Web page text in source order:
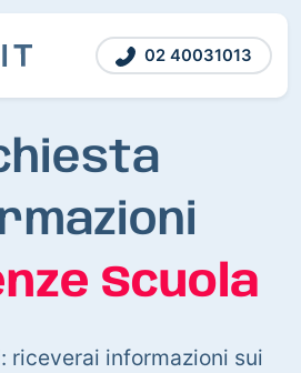
02 40031013
Scuola
riceverai informazioni sui